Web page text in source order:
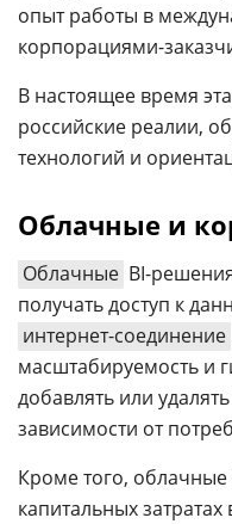
опыт работы в
корпорациями-
В настоящее время
российские реалии,
технологий и
Облачные и
Облачные BI-
получать доступ к
интернет-соединение
масштабируемость и
добавлять или
зависимости от
Кроме того, облачные
капитальных